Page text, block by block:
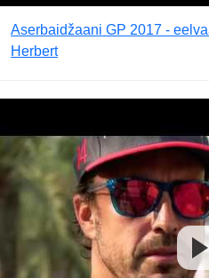
Aserbaidžaani GP 2017 -
Herbert